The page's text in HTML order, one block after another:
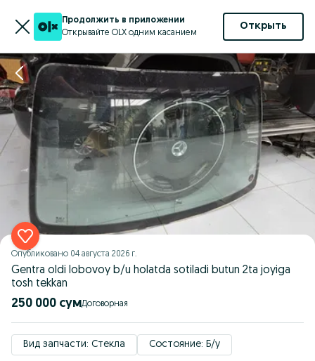
Продолжить в приложении
Открывайте OLX одним касанием
Открыть
Опубликовано 04 августа 2026 г.
Gentra oldi lobovoy b/u holatda sotiladi butun 2ta joyiga
tosh tekkan
250 000 сум Договорная
Вид запчасти: Стекла Состояние: Б/у